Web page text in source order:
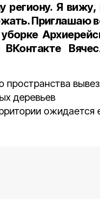
региону. Я вижу,
Приглашаю
пространства
деревьев
ожидается